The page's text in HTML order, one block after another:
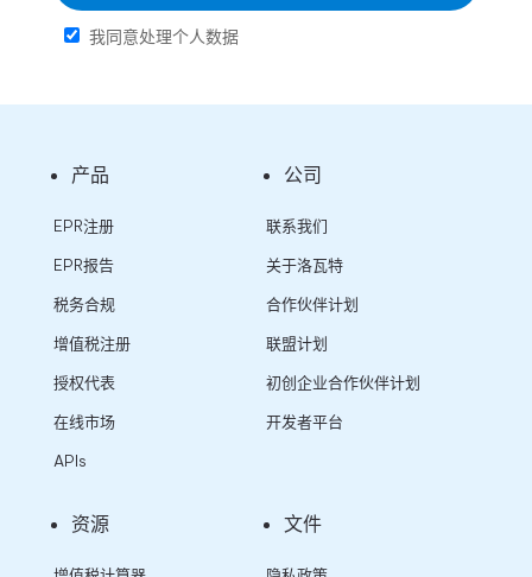
我同意处理个人数据
产品
EPR注册
EPR报告
税务合规
增值税注册
授权代表
在线市场
APIs
公司
联系我们
关于洛瓦特
合作伙伴计划
联盟计划
初创企业合作伙伴计划
开发者平台
资源 文件